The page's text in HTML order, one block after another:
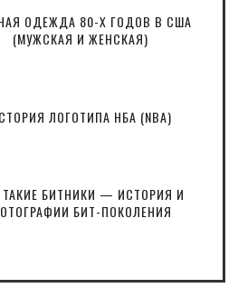
ОДЕЖДА 80-Х ГОДОВ В США
(МУЖСКАЯ И ЖЕНСКАЯ)
ЛОГОТИПА НБА (NBA)
ТАКИЕ БИТНИКИ — ИСТОРИЯ И
БИТ-ПОКОЛЕНИЯ